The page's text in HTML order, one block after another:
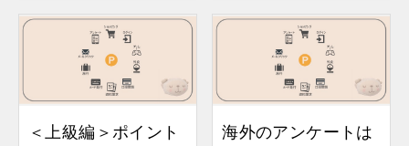
＜上級編＞ポイント
海外のアンケートは